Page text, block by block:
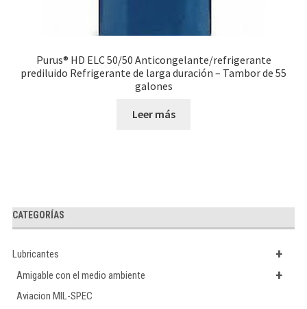
Purus® HD ELC 50/50 Anticongelante/refrigerante
prediluido Refrigerante de larga duración – Tambor de 55
galones
Leer más
CATEGORÍAS
+
Lubricantes
+
Amigable con el medio ambiente
Aviacion MIL-SPEC